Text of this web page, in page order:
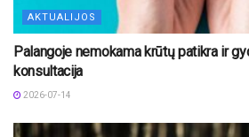
AKTUALIJOS
Palangoje nemokama krūtų patikra ir
konsultacija
2026-07-14